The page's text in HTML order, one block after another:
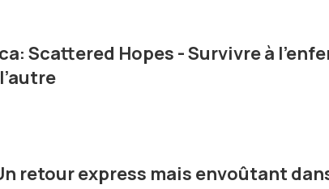
Scattered Hopes - Survivre à
retour express mais envoûtant